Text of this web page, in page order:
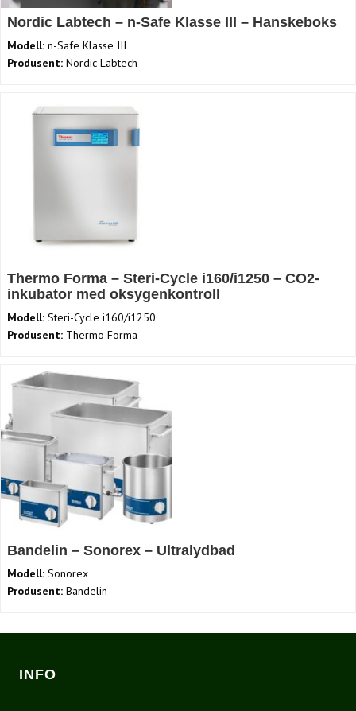
Nordic Labtech – n-Safe Klasse III – Hanskeboks
Modell: n-Safe Klasse III
Produsent: Nordic Labtech
Thermo Forma – Steri-Cycle i160/i1250 – CO2-
inkubator med oksygenkontroll
Modell: Steri-Cycle i160/i1250
Produsent: Thermo Forma
Bandelin – Sonorex – Ultralydbad
Modell: Sonorex
Produsent: Bandelin
INFO